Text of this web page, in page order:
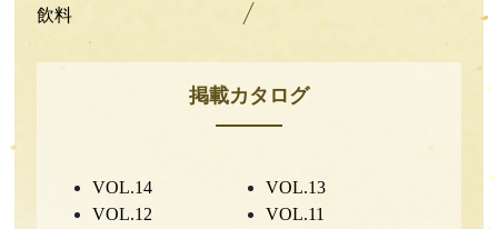
飲料
掲載カタログ
VOL.14
VOL.13
VOL.12
VOL.11